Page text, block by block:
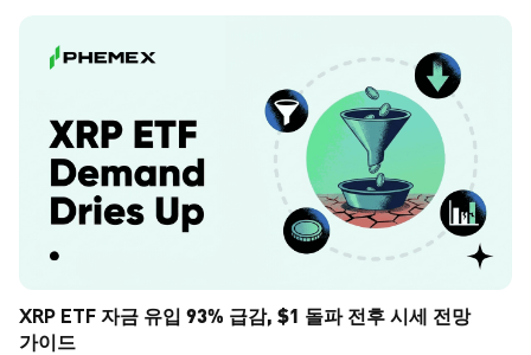
XRP ETF 자금 유입 93% 급감, $1 돌파 전후 시세 전망
가이드